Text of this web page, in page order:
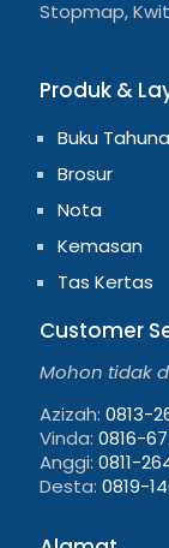
Stopmap,
Produk &
Buku
Brosur
Nota
Kemasan
Tas Kertas
Customer
Mohon tidak
Azizah: 0813-
Vinda: 0816-
Anggi: 0811-
Desta: 0819-